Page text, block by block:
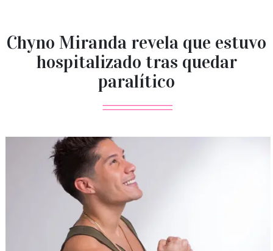
Chyno Miranda revela que estuvo
hospitalizado tras quedar
paralítico